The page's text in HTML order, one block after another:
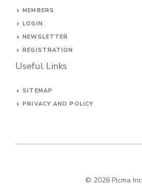
MEMBERS
LOGIN
NEWSLETTER
REGISTRATION
Useful Links
SITEMAP
PRIVACY AND POLICY
© 2026 Picma Inc